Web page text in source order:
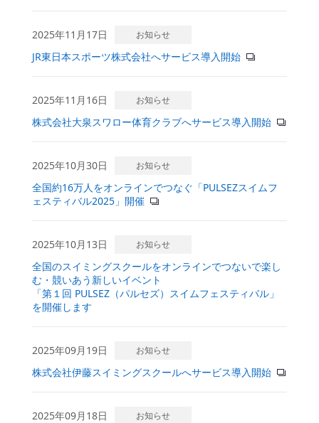
2025年11月17日 お知らせ
JR東日本スポーツ株式会社へサービス導入開始
2025年11月16日 お知らせ
株式会社大泉スワロー体育クラブへサービス導入開始
2025年10月30日 お知らせ
全国約16万人をオンラインでつなぐ「PULSEZスイムフ
ェスティバル2025」開催
2025年10月13日 お知らせ
全国のスイミングスクールをオンラインでつないで楽し
む・競いあう新しいイベント
「第１回 PULSEZ（パルセズ）スイムフェスティバル」
を開催します
2025年09月19日 お知らせ
株式会社伊藤スイミングスクールへサービス導入開始
2025年09月18日 お知らせ